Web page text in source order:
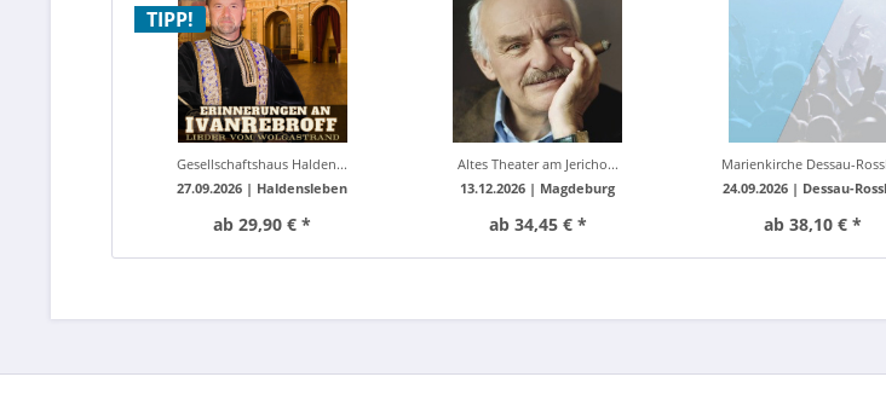
TIPP!
Gesellschaftshaus Halden...
27.09.2026 | Haldensleben
ab 29,90 € *
Altes Theater am Jericho...
13.12.2026 | Magdeburg
ab 34,45 € *
Marienkirche Dessau-
24.09.2026 | Dessau-
ab 38,10 € *